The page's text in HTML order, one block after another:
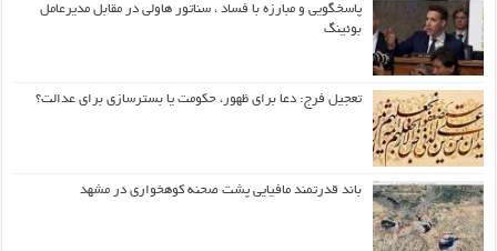
پاسخگویی و مبارزه با فساد ، سناتور هاولی در مقابل مدیرعامل
بوئینگ
تعجیل فرج: دعا برای ظهور، حکومت یا بسترسازی برای عدالت؟
باند قدرتمند مافیایی پشت صحنه کوهخواری در مشهد